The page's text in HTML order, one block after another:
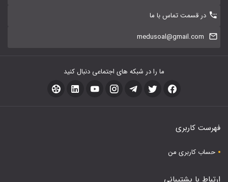
در قسمت تماس با ما
medusoal@gmail.com
ما را در شبکه های اجتماعی دنبال کنید
فهرست کاربری
حساب کاربری من
ارتباط با پشتیبانی